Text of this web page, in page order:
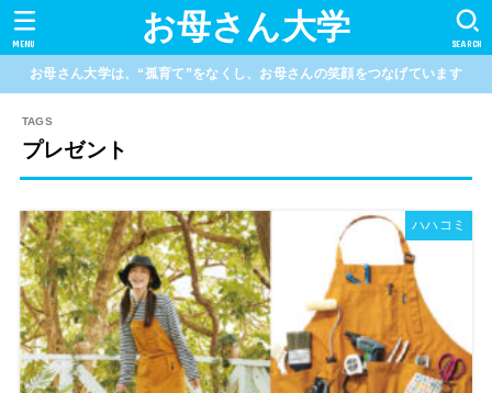
お母さん大学 SEARCH
MENU
お母さん大学は、“孤育て”をなくし、お母さんの笑顔をつなげています
プレゼント
ハハコミ